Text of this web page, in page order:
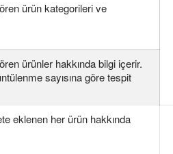
ürün kategorileri ve
ürünler hakkında bilgi içerir.
sayısına göre tespit
eklenen her ürün hakkında